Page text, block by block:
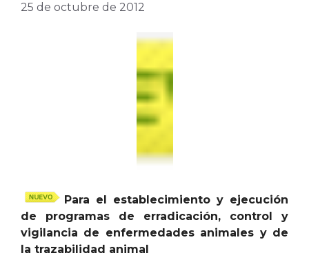
25 de octubre de 2012
Para el establecimiento y ejecución
de programas de erradicación, control y
vigilancia de enfermedades animales y de
la trazabilidad animal